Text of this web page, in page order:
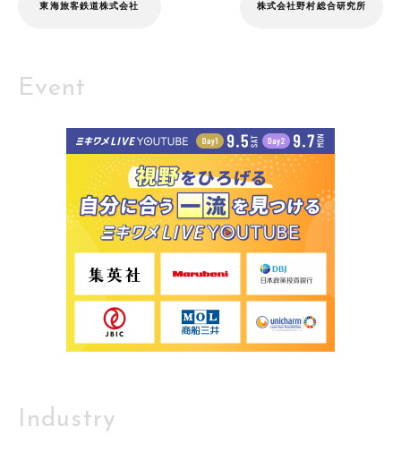
東海旅客鉄道株式会社 株式会社野村総合研究所
Event
Industry